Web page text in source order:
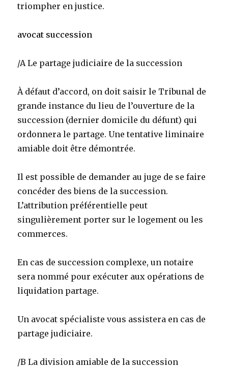
triompher en justice.
avocat succession
/A Le partage judiciaire de la succession
À défaut d’accord, on doit saisir le Tribunal de
grande instance du lieu de l’ouverture de la
succession (dernier domicile du défunt) qui
ordonnera le partage. Une tentative liminaire
amiable doit être démontrée.
Il est possible de demander au juge de se faire
concéder des biens de la succession.
L’attribution préférentielle peut
singulièrement porter sur le logement ou les
commerces.
En cas de succession complexe, un notaire
sera nommé pour exécuter aux opérations de
liquidation partage.
Un avocat spécialiste vous assistera en cas de
partage judiciaire.
/B La division amiable de la succession